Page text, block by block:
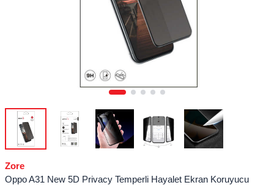
Zore
Oppo A31 New 5D Privacy Temperli Hayalet Ekran Koruyucu